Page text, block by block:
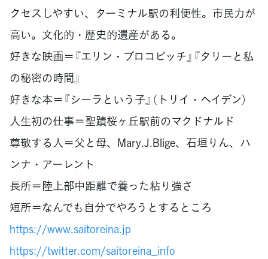
クセスしやすい、ターミナル駅の利便性。市民力が
高い。文化的・歴史的遺産がある。
好きな映画＝『エリン・ブロコビッチ』『タリーと私
の秘密の時間』
好きな本＝『シーラという子』（トリイ・ヘイデン）
人生初の仕事＝聖蹟桜ヶ丘駅前のマクドナルド
尊敬する人＝父と母、Mary.J.Blige、石垣りん、ハ
ンナ・アーレント
長所＝陸上部中距離で養った粘り強さ
短所＝なんでも自分でやろうとするところ
https://www.saitoreina.jp
https://twitter.com/saitoreina_info